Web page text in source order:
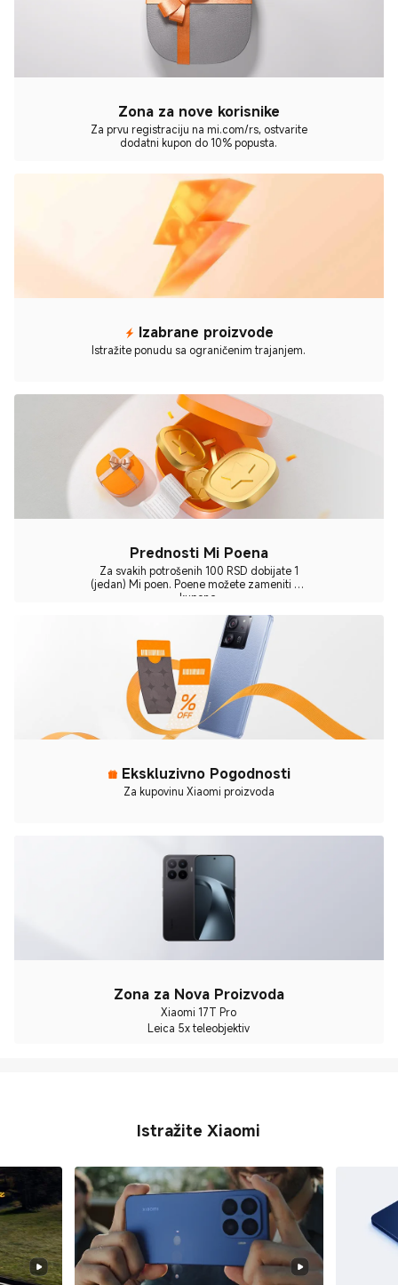
Zona za nove korisnike
Za prvu registraciju na mi.com/rs, ostvarite
dodatni kupon do 10% popusta.
Izabrane proizvode
Istražite ponudu sa ograničenim trajanjem.
Prednosti Mi Poena
Za svakih potrošenih 100 RSD dobijate 1
(jedan) Mi poen. Poene možete zameniti za
kupone.
Ekskluzivno Pogodnosti
Za kupovinu Xiaomi proizvoda
Zona za Nova Proizvoda
Xiaomi 17T Pro
Leica 5x teleobjektiv
Istražite Xiaomi